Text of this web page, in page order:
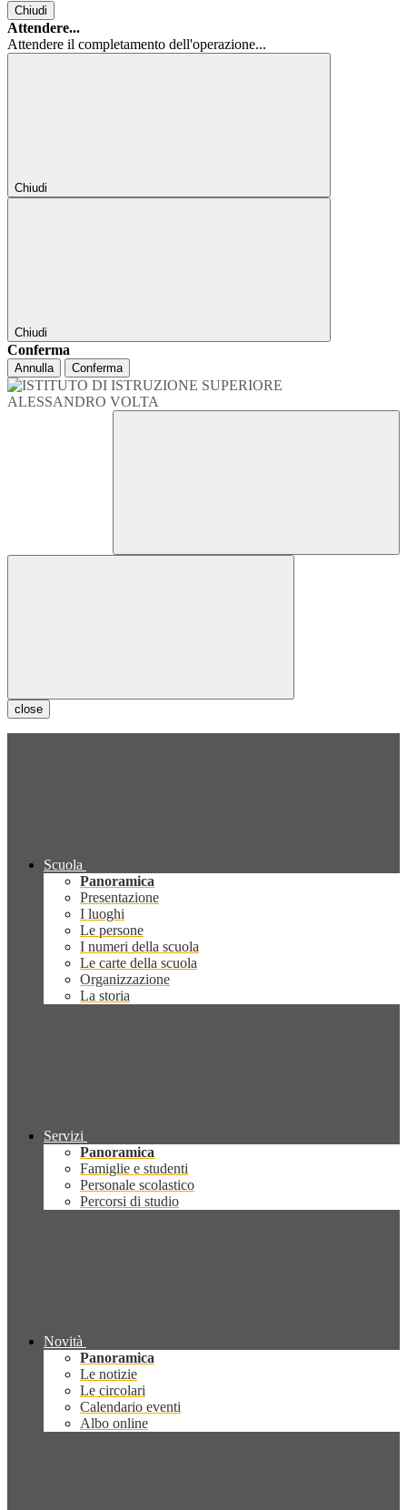
Chiudi
Attendere...
Attendere il completamento dell'operazione...
Chiudi
Chiudi
Conferma
Annulla Conferma
close
Scuola
Panoramica
Presentazione
I luoghi
Le persone
I numeri della scuola
Le carte della scuola
Organizzazione
La storia
Servizi
Panoramica
Famiglie e studenti
Personale scolastico
Percorsi di studio
Novità
Panoramica
Le notizie
Le circolari
Calendario eventi
Albo online